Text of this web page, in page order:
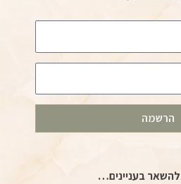
הרשמה
בעניינים…